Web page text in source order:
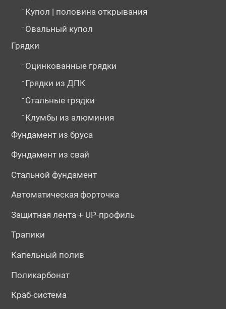
- Купол | половина открывания
- Овальный купол
Грядки
- Оцинкованные грядки
- Грядки из ДПК
- Стальные грядки
- Клумбы из алюминия
Фундамент из бруса
Фундамент из свай
Стальной фундамент
Автоматическая форточка
Защитная лента + UP-профиль
Трапики
Капельный полив
Поликарбонат
Краб-система